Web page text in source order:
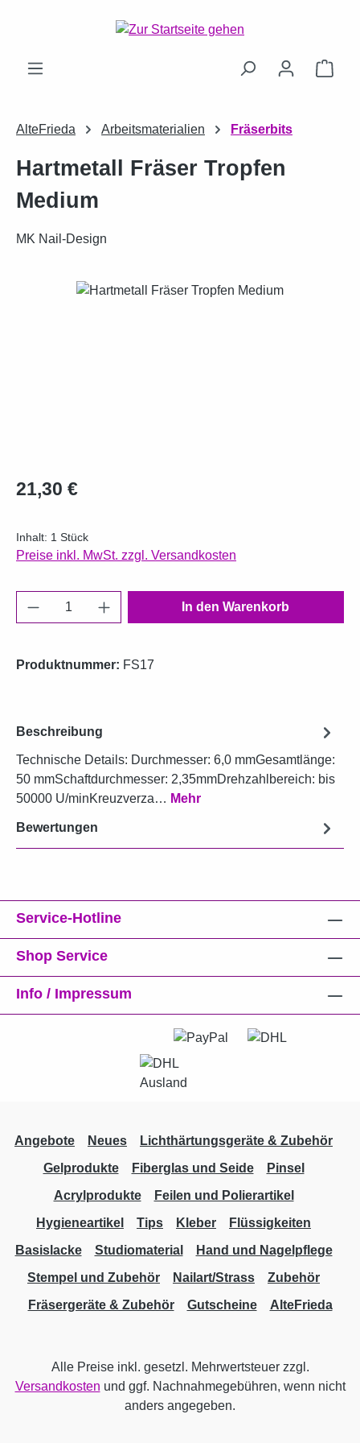
Zum Hauptinhalt springen
AlteFrieda Arbeitsmaterialien Fräserbits
Hartmetall Fräser Tropfen
Medium
MK Nail-Design
Bildergalerie überspringen
Regulärer Preis:
21,30 €
Inhalt: 1 Stück
Preise inkl. MwSt. zzgl. Versandkosten
Produkt Anzahl: Gib den gewünschten
In den Warenkorb
Produktnummer: FS17
Beschreibung
Technische Details: Durchmesser: 6,0 mmGesamtlänge:
50 mmSchaftdurchmesser: 2,35mmDrehzahlbereich: bis
50000 U/minKreuzverza… Mehr
Bewertungen
Service-Hotline
Shop Service
Info / Impressum
Angebote Neues
Lichthärtungsgeräte & Zubehör
Gelprodukte
Fiberglas und Seide
Pinsel
Acrylprodukte
Feilen und Polierartikel
Hygieneartikel
Tips Kleber
Flüssigkeiten
Basislacke
Studiomaterial
Hand und Nagelpflege
Stempel und Zubehör
Nailart/Strass
Zubehör
Fräsergeräte & Zubehör
Gutscheine AlteFrieda
Alle Preise inkl. gesetzl. Mehrwertsteuer zzgl.
Versandkosten und ggf. Nachnahmegebühren, wenn nicht
anders angegeben.